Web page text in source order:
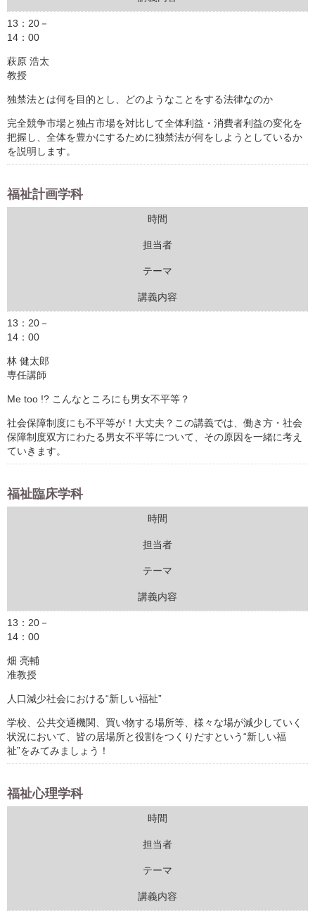
13：20－
14：00
萩原 浩太
教授
独禁法とは何を目的とし、どのようなことをする法律なのか
完全競争市場と独占市場を対比して全体利益・消費者利益の変化を
把握し、全体を豊かにするために独禁法が何をしようとしているか
を説明します。
福祉計画学科
時間
担当者
テーマ
講義内容
13：20－
14：00
林 健太郎
専任講師
Me too !? こんなところにも男女不平等？
社会保障制度にも不平等が！大丈夫？この講義では、働き方・社会
保障制度双方にわたる男女不平等について、その原因を一緒に考え
ていきます。
福祉臨床学科
時間
担当者
テーマ
講義内容
13：20－
14：00
畑 亮輔
准教授
人口減少社会における“新しい福祉”
学校、公共交通機関、買い物する場所等、様々な場が減少していく
状況において、皆の居場所と役割をつくりだすという“新しい福
祉”をみてみましょう！
福祉心理学科
時間
担当者
テーマ
講義内容